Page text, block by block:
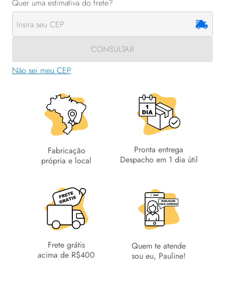
pé
quantidade
CONSULTAR
Não sei meu CEP
Fabricação
própria e local
Pronta entrega
Despacho em 1 dia útil
Frete grátis
acima de R$400
Quem te atende
sou eu, Pauline!